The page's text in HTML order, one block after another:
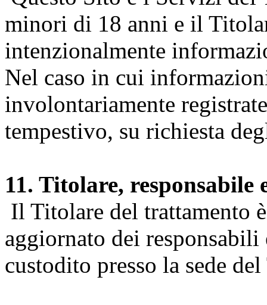
minori di 18 anni e il
intenzionalmente
Nel caso in cui
involontariamente
tempestivo, su richiesta
11. Titolare, responsabile
Il Titolare del trattamento
aggiornato dei
custodito presso la sede